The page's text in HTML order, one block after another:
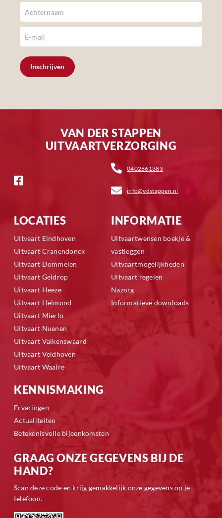
Inschrijven
VAN DER STAPPEN
UITVAARTVERZORGING
0402861383
info@vdstappen.nl
LOCATIES
Uitvaart Eindhoven
Uitvaart Cranendonck
Uitvaart Dommelen
Uitvaart Geldrop
Uitvaart Heeze
Uitvaart Helmond
Uitvaart Mierlo
Uitvaart Nuenen
Uitvaart Valkenswaard
Uitvaart Veldhoven
Uitvaart Waalre
INFORMATIE
Uitvaartwensen boekje &
vastleggen
Uitvaartmogelijkheden
Uitvaart regelen
Nazorg
Informatieve downloads
KENNISMAKING
Ervaringen
Actualiteiten
Betekenisvolle bijeenkomsten
GRAAG ONZE GEGEVENS BIJ DE
HAND?
Scan deze code en krijg gemakkelijk onze gegevens op je
telefoon.